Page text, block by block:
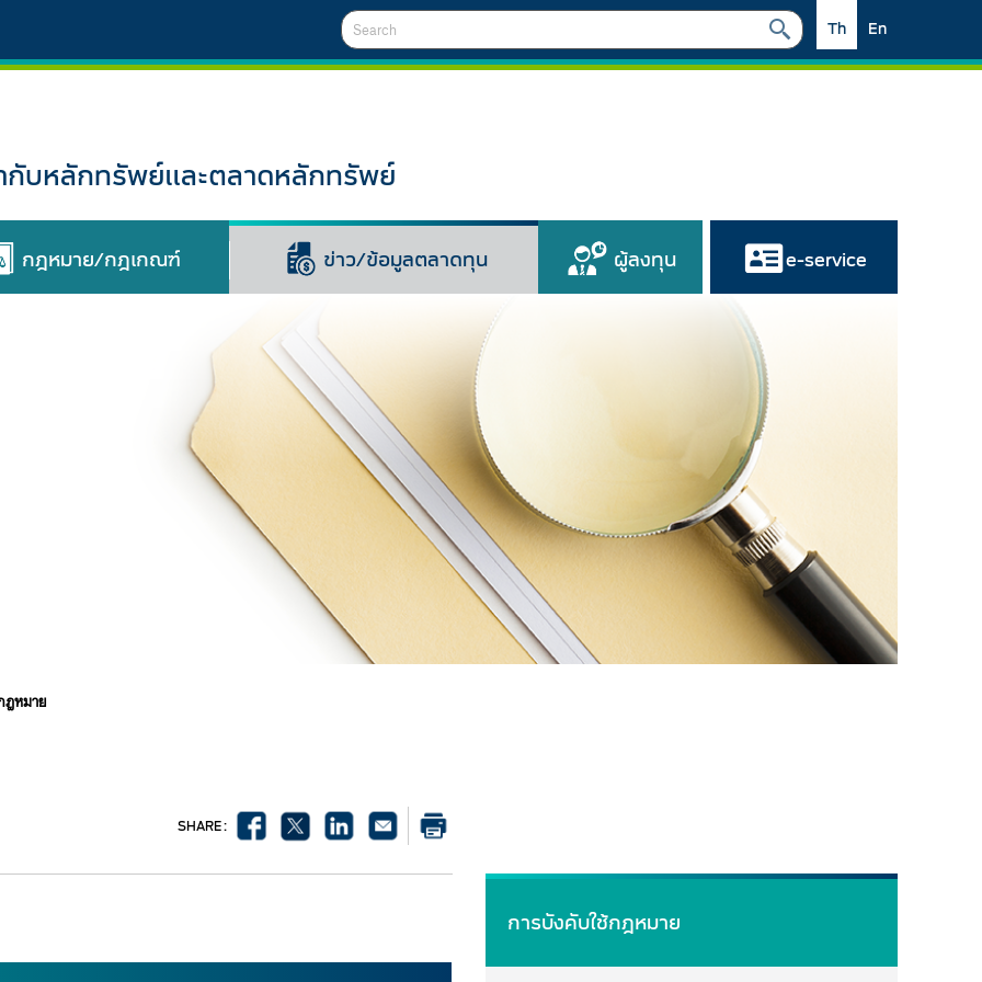
En
Th
บหลักทรัพย์และตลาดหลักทรัพย์
กฎหมาย/กฎเกณฑ์ ข่าว/ข้อมูลตลาดทุน ผู้ลงทุน e-service
ฎหมาย
SHARE :
การบังคับใช้กฎหมาย